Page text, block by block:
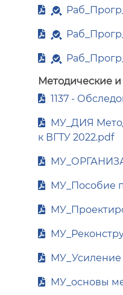
Методические
1137 -
МУ_ДИЯ
к ВГТУ 2022.pdf
МУ_Пособие
МУ_Усиление
МУ_основы